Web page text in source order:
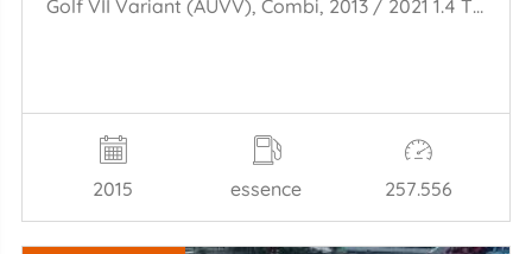
Golf VII Variant (AUVV), Combi, 2013 / 2021 1.4 TGI 16V
2015 essence 257.556